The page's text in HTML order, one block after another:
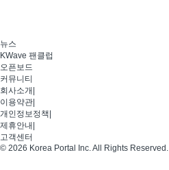
뉴스
KWave 팬클럽
오픈보드
커뮤니티
회사소개
이용약관
개인정보정책
제휴안내
고객센터
© 2026 Korea Portal Inc. All Rights Reserved.